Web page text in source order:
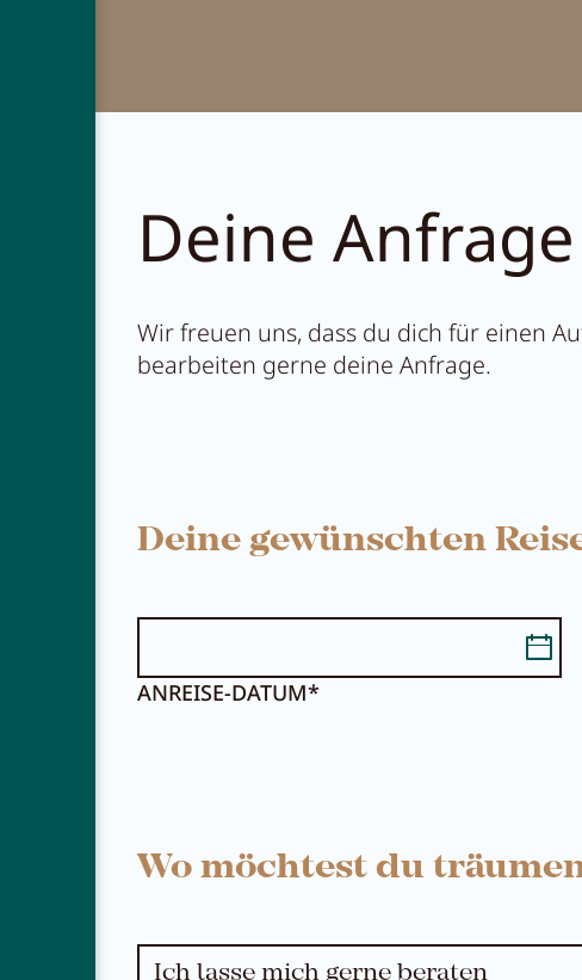
KONTAKT
Deine Anfrage
Wir freuen uns, dass du dich für einen
bearbeiten gerne deine Anfrage.
Deine gewünschten
ANREISE-DATUM*
Wo möchtest du